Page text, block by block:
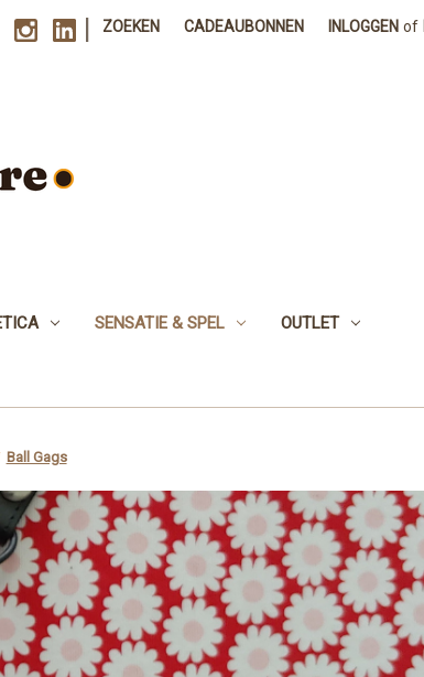
ZOEKEN CADEAUBONNEN INLOGGEN of
SENSATIE & SPEL OUTLET
Ball Gags